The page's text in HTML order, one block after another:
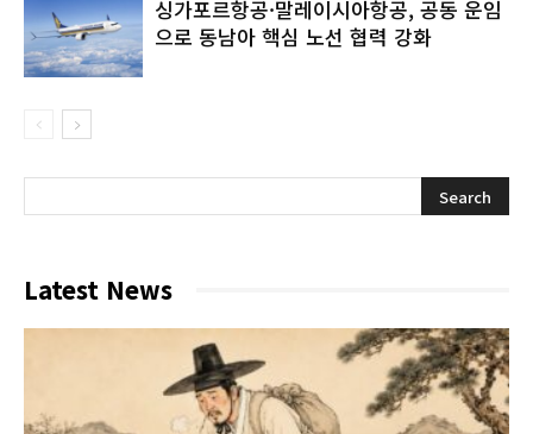
싱가포르항공·말레이시아항공, 공동 운임
으로 동남아 핵심 노선 협력 강화
Latest News